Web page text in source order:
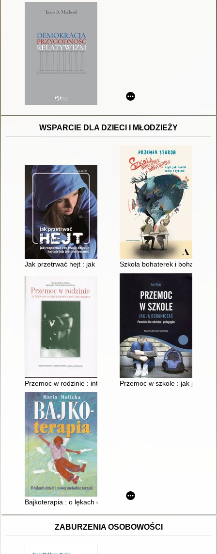
WSPARCIE DLA DZIECI I MŁODZIEŻY
Jak przetrwać hejt : jak rozpoznać, czy twoje dziecko hejtuje
Szkoła bohaterek i bohaterów
Przemoc w rodzinie : interwencja kryzysowa i psychoterapia
Przemoc w szkole : jak ją
Bajkoterapia : o lękach dzieci i nowej metodzie terapii
ZABURZENIA OSOBOWOŚCI